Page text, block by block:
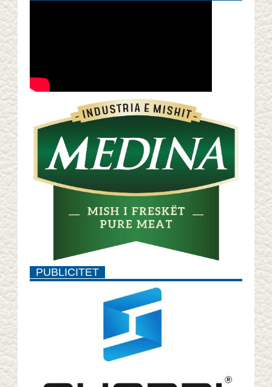
PUBLICITET